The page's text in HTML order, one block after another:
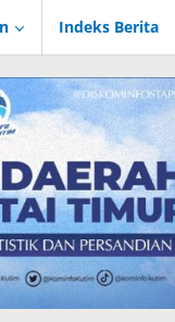
Indeks Berita